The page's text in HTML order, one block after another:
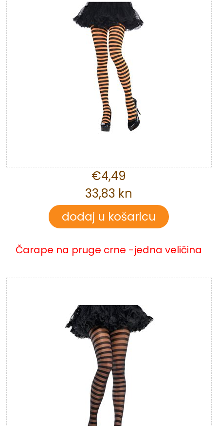
€4,49
33,83 kn
Čarape na pruge crne -jedna veličina